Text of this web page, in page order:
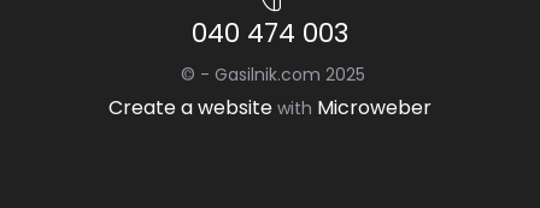
040 474 003
© - Gasilnik.com 2025
Create a website with Microweber